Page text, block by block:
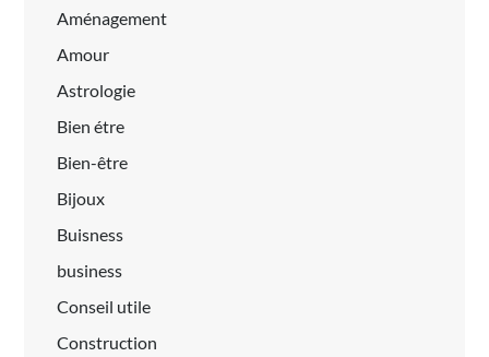
Aménagement
Amour
Astrologie
Bien étre
Bien-être
Bijoux
Buisness
business
Conseil utile
Construction